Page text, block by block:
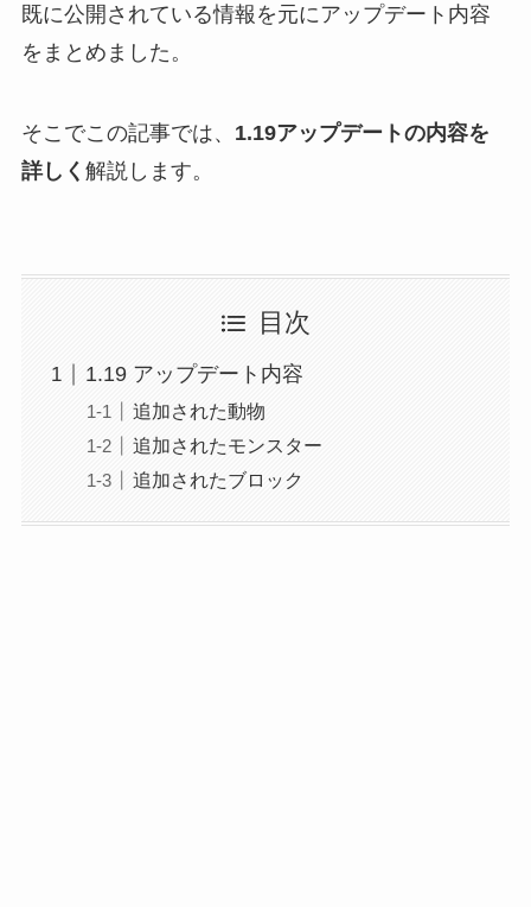
既に公開されている情報を元にアップデート内容
をまとめました。
そこでこの記事では、 1.19アップデートの内容を
詳しく 解説します。
目次
1.19 アップデート内容
追加された動物
追加されたモンスター
追加されたブロック